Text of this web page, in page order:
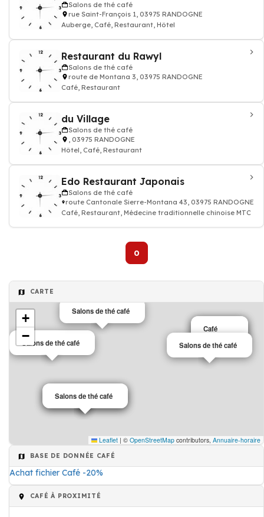
Salons de thé café
rue Saint-François 1, 03975 RANDOGNE
Auberge, Café, Restaurant, Hôtel
Restaurant du Rawyl
Salons de thé café
route de Montana 3, 03975 RANDOGNE
Café, Restaurant
du Village
Salons de thé café
, 03975 RANDOGNE
Hôtel, Café, Restaurant
Edo Restaurant Japonais
Salons de thé café
route Cantonale Sierre-Montana 43, 03975 RANDOGNE
Café, Restaurant, Médecine traditionnelle chinoise MTC
0
CARTE
Café
Café
Salons de thé café
Salons de thé café Salons de thé café
Salons de thé café
Salons de thé café
+
−
Leaflet | © OpenStreetMap contributors, Annuaire-horaire
BASE DE DONNÉE CAFÉ
Achat fichier Café -20%
CAFÉ À PROXIMITÉ